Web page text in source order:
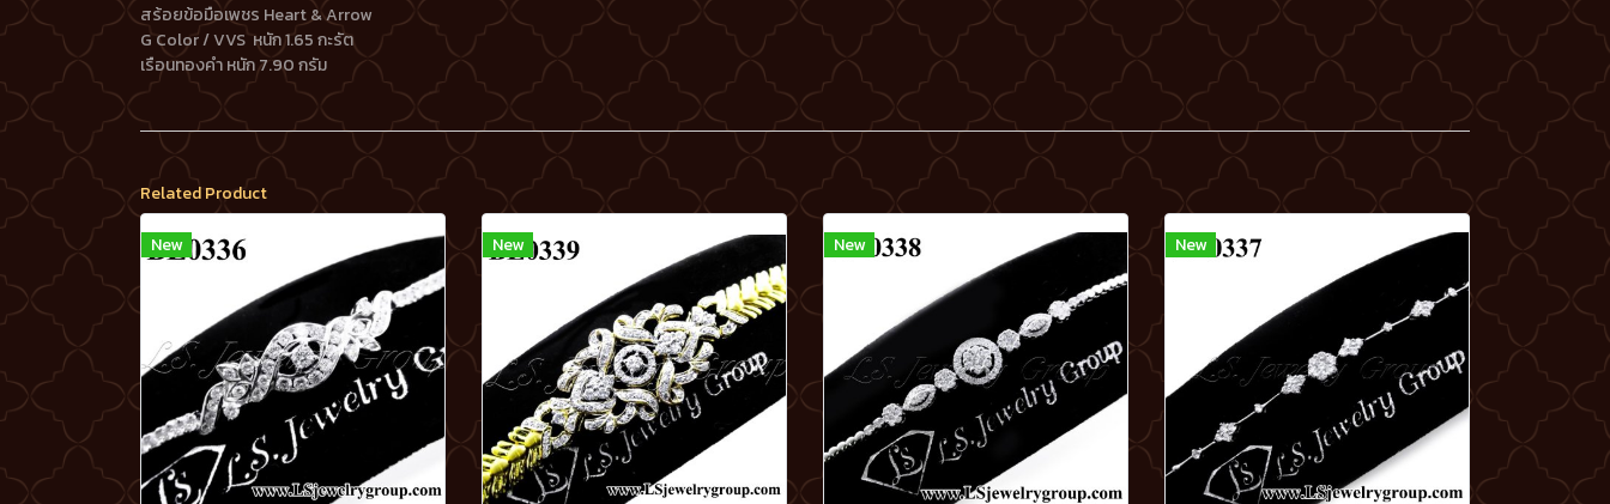
สร้อยข้อมือเพชร Heart & Arrow
G Color / VVS หนัก 1.65 กะรัต
เรือนทองคำ หนัก 7.90 กรัม
Related Product
New New New New